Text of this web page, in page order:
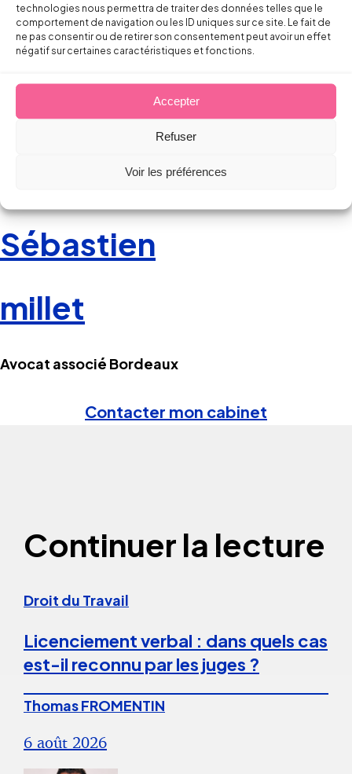
technologies nous permettra de traiter des données telles que le
comportement de navigation ou les ID uniques sur ce site. Le fait de
ne pas consentir ou de retirer son consentement peut avoir un effet
négatif sur certaines caractéristiques et fonctions.
Accepter
Refuser
Voir les préférences
Auteur de l'article
Sébastien
millet
Avocat associé Bordeaux
Contacter mon cabinet
Continuer la lecture
Droit du Travail
Licenciement verbal : dans quels cas
est-il reconnu par les juges ?
Thomas FROMENTIN
6 août 2026